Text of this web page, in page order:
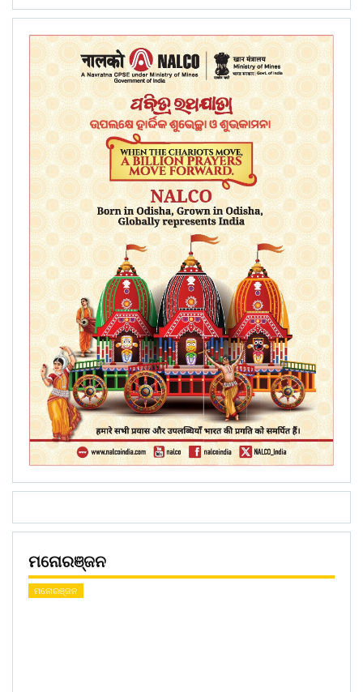
ମନୋରଞ୍ଜନ
ମନୋରଞ୍ଜନ